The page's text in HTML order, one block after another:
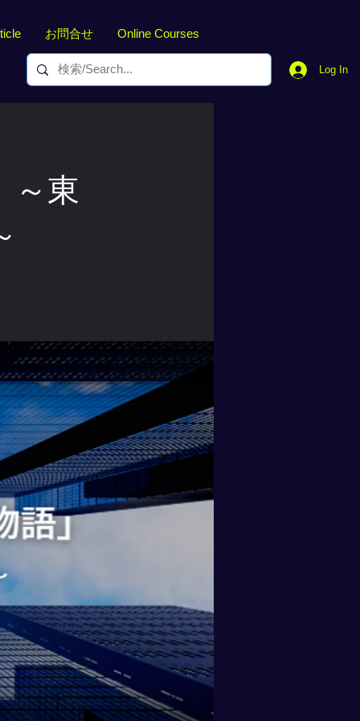
お問合せ Online Courses
Log In
～東